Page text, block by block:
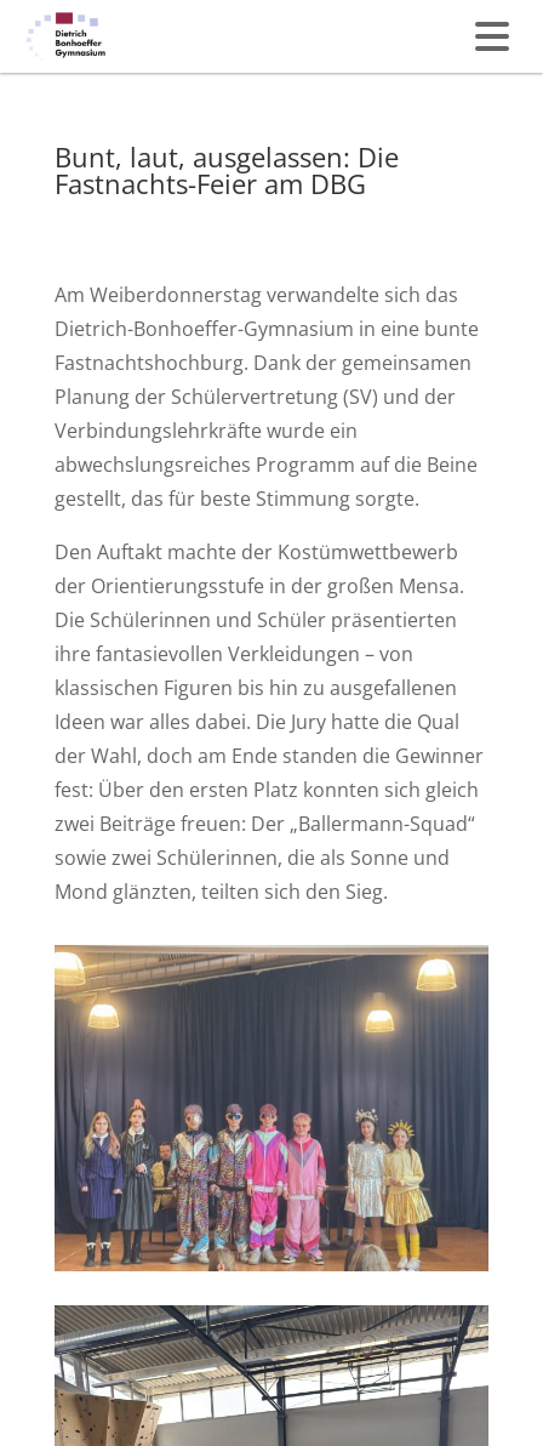
Bunt, laut, ausgelassen: Die
Fastnachts-Feier am DBG
Am Weiberdonnerstag verwandelte sich das
Dietrich-Bonhoeffer-Gymnasium in eine bunte
Fastnachtshochburg. Dank der gemeinsamen
Planung der Schülervertretung (SV) und der
Verbindungslehrkräfte wurde ein
abwechslungsreiches Programm auf die Beine
gestellt, das für beste Stimmung sorgte.
Den Auftakt machte der Kostümwettbewerb
der Orientierungsstufe in der großen Mensa.
Die Schülerinnen und Schüler präsentierten
ihre fantasievollen Verkleidungen – von
klassischen Figuren bis hin zu ausgefallenen
Ideen war alles dabei. Die Jury hatte die Qual
der Wahl, doch am Ende standen die Gewinner
fest: Über den ersten Platz konnten sich gleich
zwei Beiträge freuen: Der „Ballermann-Squad“
sowie zwei Schülerinnen, die als Sonne und
Mond glänzten, teilten sich den Sieg.